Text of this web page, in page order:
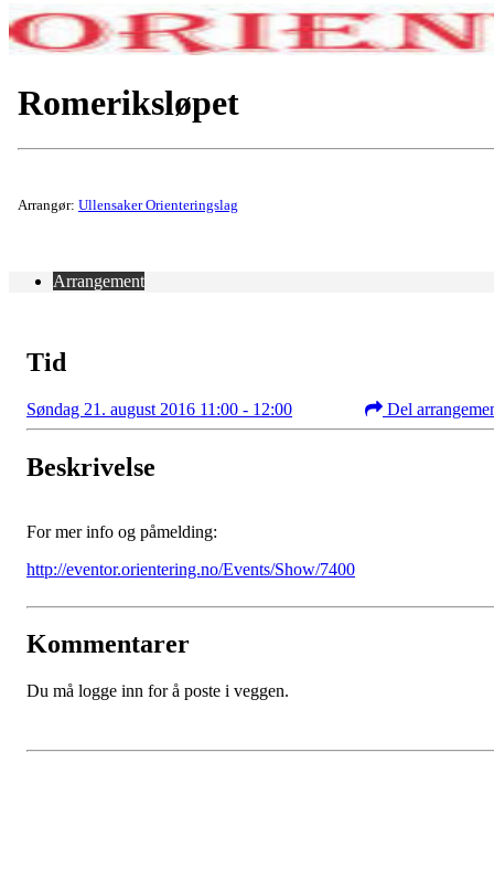
Romeriksløpet
Arrangør: Ullensaker Orienteringslag
Arrangement
Tid
Søndag 21. august 2016 11:00 - 12:00 Del
Beskrivelse
For mer info og påmelding:
http://eventor.orientering.no/Events/Show/7400
Kommentarer
Du må logge inn for å poste i veggen.